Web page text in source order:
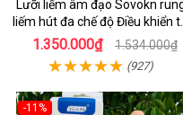
Lưỡi liếm âm đạo Sovokn
liếm hút đa chế độ Điều khiển từ
xa qua app
1.350.000₫ 1.534.000₫
(927)
-11%